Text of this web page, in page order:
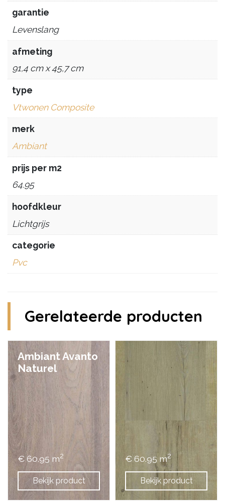
garantie
Levenslang
afmeting
91,4 cm x 45,7 cm
type
Vtwonen Composite
merk
Ambiant
prijs per m2
64.95
hoofdkleur
Lichtgrijs
categorie
Pvc
Gerelateerde producten
Ambiant Avanto
Naturel
Bekijk product
€ 60.95 m2
Bekijk product
€ 60.95 m2